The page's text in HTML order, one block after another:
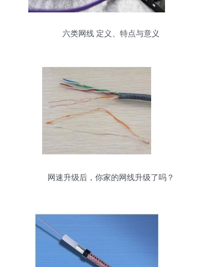
六类网线 定义、特点与意义
网速升级后，你家的网线升级了吗？